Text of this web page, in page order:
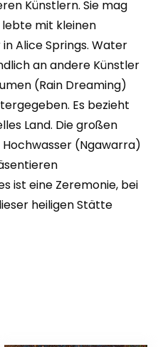
Künstlern. Sie mag
mit kleinen
Alice Springs. Water
an andere Künstler
(Rain Dreaming)
Es bezieht
Land. Die großen
(Ngawarra)
ist eine Zeremonie, bei
heiligen Stätte